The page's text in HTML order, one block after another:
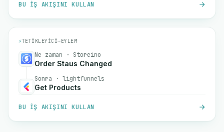
BU IŞ AKIŞINI KULLAN
⚡TETIKLEYICI→EYLEM
Ne zaman · Storeino
Order Staus Changed
Sonra · lightfunnels
Get Products
BU IŞ AKIŞINI KULLAN